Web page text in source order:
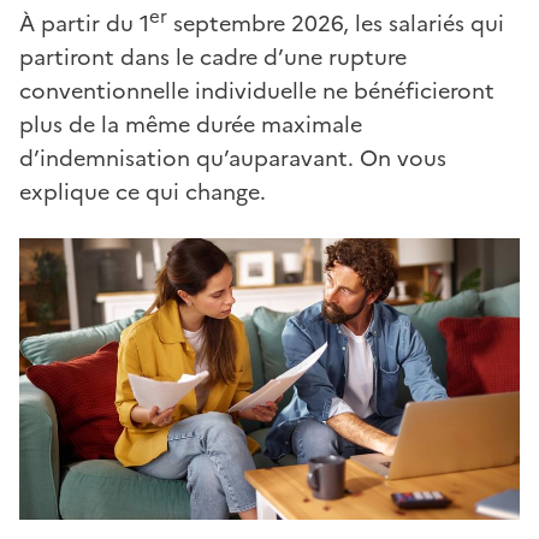
À partir du 1er septembre 2026, les salariés qui
partiront dans le cadre d’une rupture
conventionnelle individuelle ne bénéficieront
plus de la même durée maximale
d’indemnisation qu’auparavant. On vous
explique ce qui change.